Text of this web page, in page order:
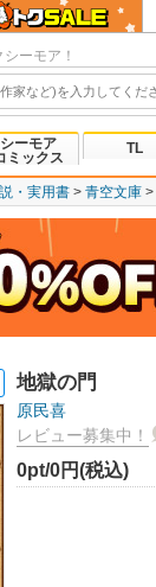
ーモア！
シーモア
ミックス
TL
・実用書 青空文庫
地獄の門
原民喜
レビュー募集中！
0pt/0円(税込)